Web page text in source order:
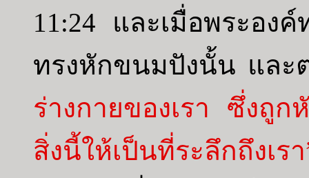
11:24 และเมื่อพระอง
ทรงหักขนมปังนั้น และ
ร่างกายของเรา ซึ่งถู
สิ่งนี้ให้เป็นที่ระลึกถึงเรา